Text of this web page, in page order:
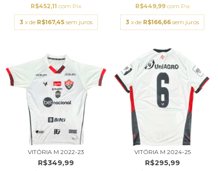
R$452,11 com Pix
3 x de R$167,45 sem juros
R$449,99 com Pix
3 x de R$166,66 sem juros
VITÓRIA M 2022-23
R$349,99
VITÓRIA M 2024-25
R$295,99